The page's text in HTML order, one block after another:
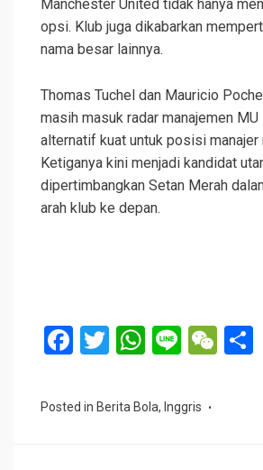
Manchester United tidak hanya
opsi. Klub juga dikabarkan
nama besar lainnya.
Thomas Tuchel dan Mauricio
masih masuk radar manajemen
alternatif kuat untuk posisi manajer
Ketiganya kini menjadi kandidat
dipertimbangkan Setan Merah
arah klub ke depan.
F
ce
T
tt
W
at
Li
e
W
Posted in Berita Bola, Inggris